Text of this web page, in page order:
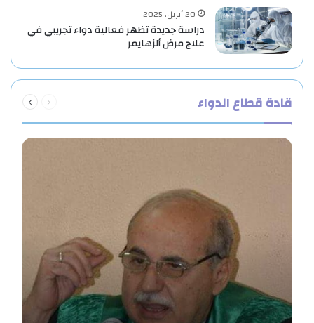
20 أبريل، 2025
دراسة جديدة تظهر فعالية دواء تجريبي في
علاج مرض ألزهايمر
قادة قطاع الدواء الصفحةالصفحة